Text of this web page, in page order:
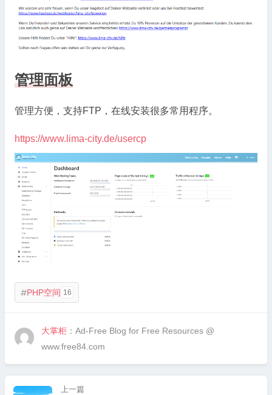
管理面板
管理方便，支持FTP，在线安装很多常用程序。
https://www.lima-city.de/usercp
PHP空间 16
大掌柜 ：Ad-Free Blog for Free Resources @
www.free84.com
上一篇